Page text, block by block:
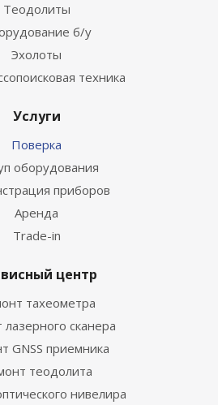
Теодолиты
б/у
Эхолоты
техника
Услуги
Поверка
оборудования
приборов
Аренда
Trade-in
центр
тахеометра
сканера
GNSS приемника
теодолита
нивелира